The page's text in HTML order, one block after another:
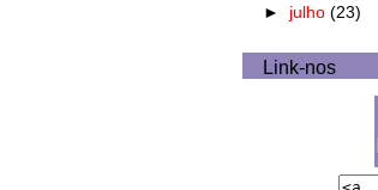
► julho (23)
Link-nos